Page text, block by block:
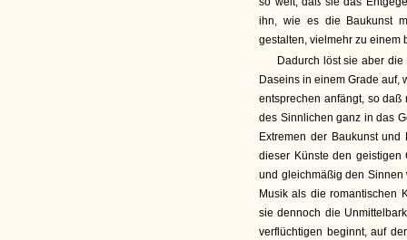
ihn, wie es die Baukunst
gestalten, vielmehr zu einem
Dadurch löst sie aber
Daseins in einem Grade auf,
entsprechen anfängt, so
des Sinnlichen ganz in das
Extremen der Baukunst
dieser Künste den geistigen
und gleichmäßig den
Musik als die romantischen
sie dennoch die
verflüchtigen beginnt, auf